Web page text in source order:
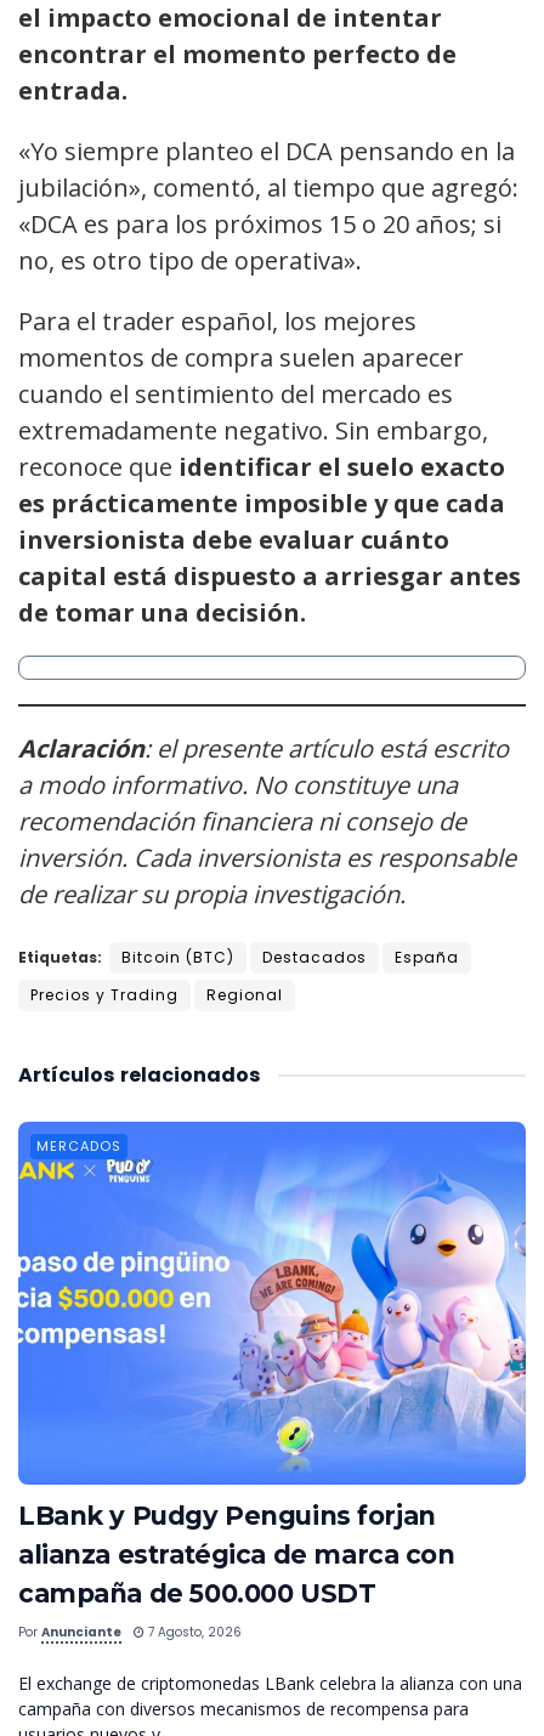
el impacto emocional de intentar
encontrar el momento perfecto de
entrada.
«Yo siempre planteo el DCA pensando en la
jubilación», comentó, al tiempo que agregó:
«DCA es para los próximos 15 o 20 años; si
no, es otro tipo de operativa».
Para el trader español, los mejores
momentos de compra suelen aparecer
cuando el sentimiento del mercado es
extremadamente negativo. Sin embargo,
reconoce que identificar el suelo exacto
es prácticamente imposible y que cada
inversionista debe evaluar cuánto
capital está dispuesto a arriesgar antes
de tomar una decisión.
Aclaración: el presente artículo está escrito
a modo informativo. No constituye una
recomendación financiera ni consejo de
inversión. Cada inversionista es responsable
de realizar su propia investigación.
Etiquetas: Bitcoin (BTC) Destacados
España
Precios y Trading
Regional
relacionados
Artículos
MERCADOS
LBank y Pudgy Penguins forjan
alianza estratégica de marca con
campaña de 500.000 USDT
Por Anunciante 7 Agosto, 2026
El exchange de criptomonedas LBank celebra la alianza con una
campaña con diversos mecanismos de recompensa para